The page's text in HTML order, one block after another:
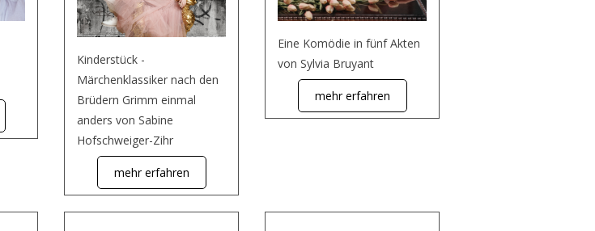
Kinderstück -
Märchenklassiker nach den
Brüdern Grimm einmal
anders von Sabine
Hofschweiger-Zihr
mehr erfahren
Eine Komödie in fünf Akten
von Sylvia Bruyant
mehr erfahren